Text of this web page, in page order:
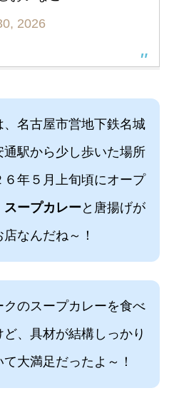
2026
、名古屋市営地下鉄名城
通駅から少し歩いた場所
６年５月上旬頃にオープ
スープカレーと唐揚げが
なんだね～！
クのスープカレーを食べ
ど、具材が結構しっかり
て大満足だったよ～！